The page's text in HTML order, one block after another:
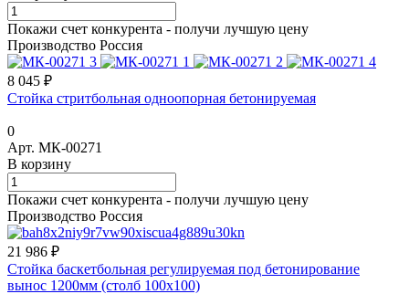
Покажи счет конкурента - получи лучшую цену
Производство Россия
8 045 ₽
Стойка стритбольная одноопорная бетонируемая
0
Арт. МК-00271
В корзину
Покажи счет конкурента - получи лучшую цену
Производство Россия
21 986 ₽
Стойка баскетбольная регулируемая под бетонирование
вынос 1200мм (столб 100х100)